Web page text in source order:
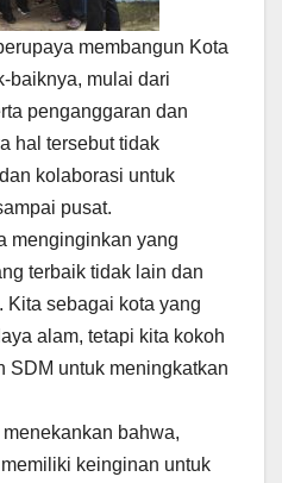
membangun Kota
baiknya, mulai dari
penganggaran dan
hal tersebut tidak
kolaborasi untuk
pusat.
menginginkan yang
terbaik tidak lain dan
Kita sebagai kota yang
alam, tetapi kita kokoh
SDM untuk meningkatkan
bahwa,
keinginan untuk